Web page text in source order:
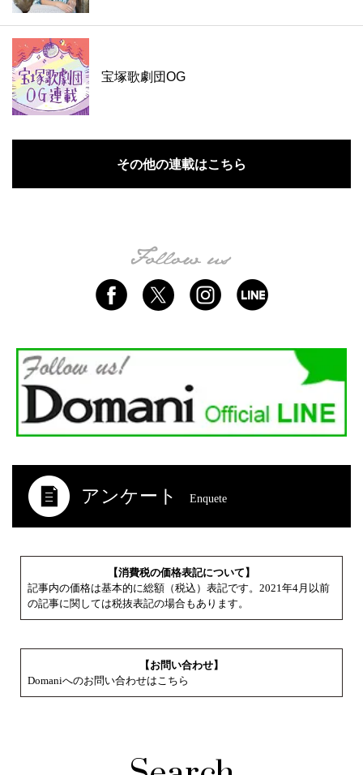
宝塚歌劇団OG
その他の連載はこちら
アンケート Enquete
【消費税の価格表記について】
記事内の価格は基本的に総額（税込）表記です。2021年4月以前
の記事に関しては税抜表記の場合もあります。
【お問い合わせ】
Domaniへのお問い合わせはこちら